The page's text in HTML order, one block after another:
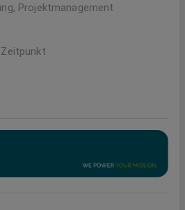
Projektmanagement